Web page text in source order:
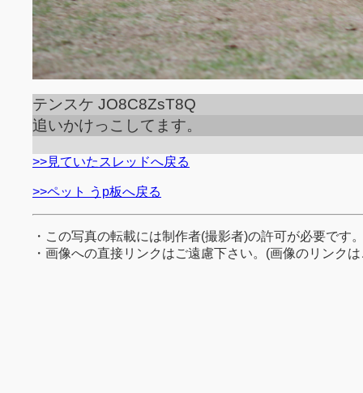
テンスケ JO8C8ZsT8Q
追いかけっこしてます。
>>見ていたスレッドへ戻る
>>ペット うp板へ戻る
・この写真の転載には制作者(撮影者)の許可が必要です
・画像への直接リンクはご遠慮下さい。(画像のリンク